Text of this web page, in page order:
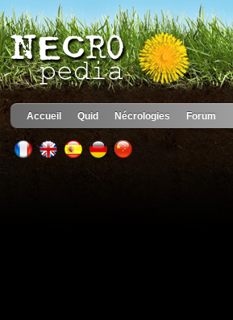
Accueil Quid Nécrologies Forum